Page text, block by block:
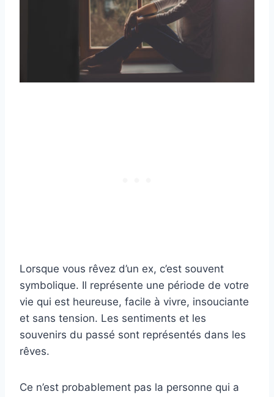
Lorsque vous rêvez d’un ex, c’est souvent
symbolique. Il représente une période de votre
vie qui est heureuse, facile à vivre, insouciante
et sans tension. Les sentiments et les
souvenirs du passé sont représentés dans les
rêves.
Ce n’est probablement pas la personne qui a